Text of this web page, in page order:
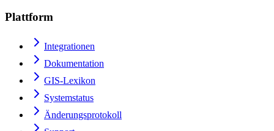
Plattform
Integrationen
Dokumentation
GIS-Lexikon
Systemstatus
Änderungsprotokoll